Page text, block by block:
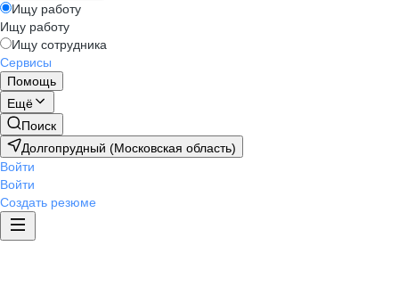
Ищу работу
Ищу работу
Ищу сотрудника
Сервисы
Помощь
Ещё
Поиск
Долгопрудный (Московская область)
Войти
Войти
Создать резюме